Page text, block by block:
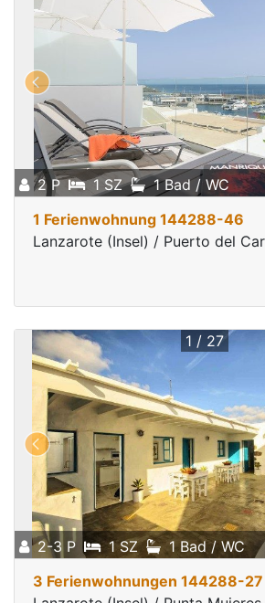
2 P 1 SZ 1 Bad / WC
1 Ferienwohnung 144288-46
Lanzarote (Insel) / Puerto del
2-3 P 1 SZ 1 Bad / WC
1 / 27
3 Ferienwohnungen 144288-27